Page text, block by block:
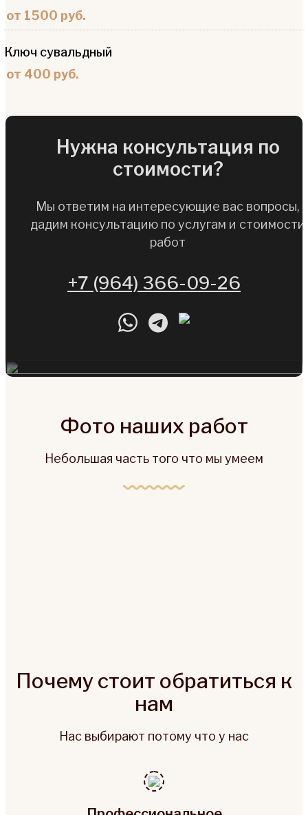
от 1500 руб.
Ключ сувальдный
от 400 руб.
Нужна консультация по
стоимости?
Мы ответим на интересующие вас вопросы,
дадим консультацию по услугам и стоимости
работ
+7 (964) 366-09-26
Фото наших работ
Небольшая часть того что мы умеем
Почему стоит обратиться к
нам
Нас выбирают потому что у нас